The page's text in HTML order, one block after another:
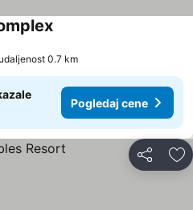
0.7 km
Pogledaj cene
Deli